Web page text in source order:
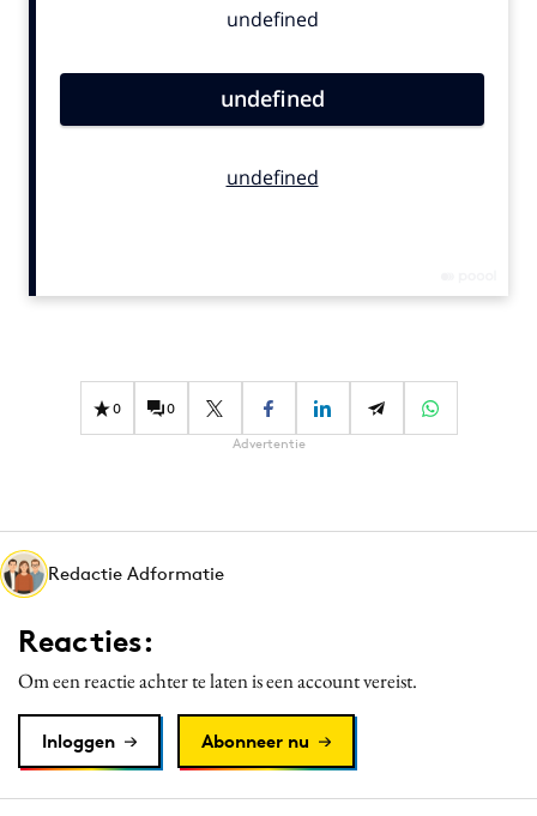
Contentmarketing
Effectiviteit
Gedragsverandering
Martech
Media
Merkstrategie
PR
Programmatic
Reputatie & crisis
0 0
Advertentie
Redactie Adformatie
Reacties:
Om een reactie achter te laten is een account vereist.
Inloggen Abonneer nu